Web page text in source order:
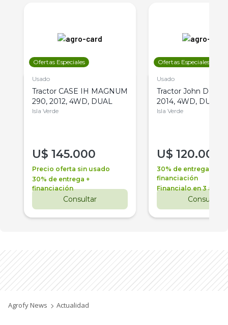
Ofertas Especiales
Usado
Tractor CASE IH MAGNUM
290, 2012, 4WD, DUAL
Isla Verde
U$ 145.000
Precio oferta sin usado
30% de entrega +
financiación
Consultar
Ofertas Especiales
Usado
Tractor John Deere
2014, 4WD, DUAL
Isla Verde
U$ 120.000
30% de entrega +
financiación
Financialo en 3 años
Consultar
Agrofy News Actualidad